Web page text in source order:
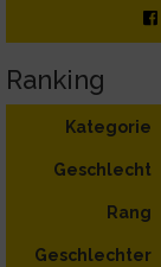
Ranking
Kategorie
Geschlecht
Rang
Geschlechter